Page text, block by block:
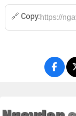
🔗 Copy: